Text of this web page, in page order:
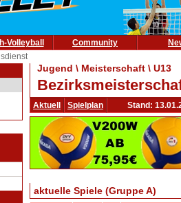
Volleyball Community
Jugend \ Meisterschaft \ U13
Aktuell Spielplan Stand:
aktuelle Spiele (Gruppe A)